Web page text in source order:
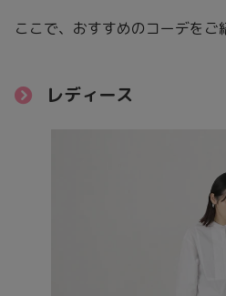
ここで、おすすめのコーデをご
レディース